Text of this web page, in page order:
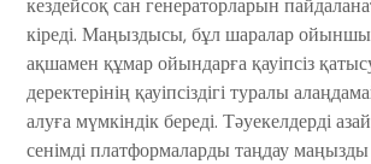
кездейсоқ сан генераторларын
кіреді. Маңыздысы, бұл шаралар
ақшамен құмар ойындарға қауіпсіз
деректерінің қауіпсіздігі туралы
алуға мүмкіндік береді. Тәуекелдерді
сенімді платформаларды таңдау маңызды